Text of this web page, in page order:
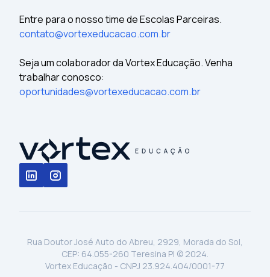
Entre para o nosso time de Escolas Parceiras.
contato@vortexeducacao.com.br
Seja um colaborador da Vortex Educação. Venha
trabalhar conosco:
oportunidades@vortexeducacao.com.br
Rua Doutor José Auto do Abreu, 2929, Morada do Sol,
CEP: 64.055-260 Teresina PI © 2024.
Vortex Educação - CNPJ 23.924.404/0001-77